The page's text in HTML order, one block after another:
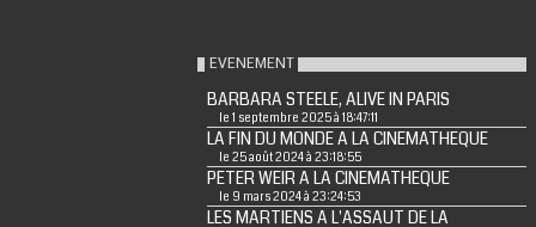
EVENEMENT
BARBARA STEELE, ALIVE IN PARIS
le 1 septembre 2025 à 18:47:11
LA FIN DU MONDE A LA CINEMATHEQUE
le 25 août 2024 à 23:18:55
PETER WEIR A LA CINEMATHEQUE
le 9 mars 2024 à 23:24:53
LES MARTIENS A L'ASSAUT DE LA